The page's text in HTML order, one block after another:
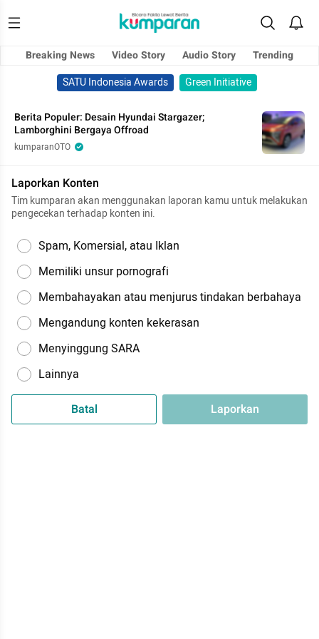
Breaking News Video Story Audio Story
Trending
SATU Indonesia Awards
Green Initiative
Berita Populer: Desain Hyundai Stargazer;
Lamborghini Bergaya Offroad
kumparanOTO
Laporkan Konten
Tim kumparan akan menggunakan laporan kamu untuk melakukan
pengecekan terhadap konten ini.
Spam, Komersial, atau Iklan
Memiliki unsur pornografi
Membahayakan atau menjurus tindakan berbahaya
Mengandung konten kekerasan
Menyinggung SARA
Lainnya
Batal Laporkan